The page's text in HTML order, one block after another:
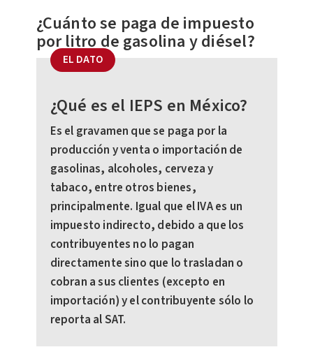
¿Cuánto se paga de impuesto
por litro de gasolina y diésel?
EL DATO
¿Qué es el IEPS en México?
Es el gravamen que se paga por la
producción y venta o importación de
gasolinas, alcoholes, cerveza y
tabaco, entre otros bienes,
principalmente. Igual que el IVA es un
impuesto indirecto, debido a que los
contribuyentes no lo pagan
directamente sino que lo trasladan o
cobran a sus clientes (excepto en
importación) y el contribuyente sólo lo
reporta al SAT.